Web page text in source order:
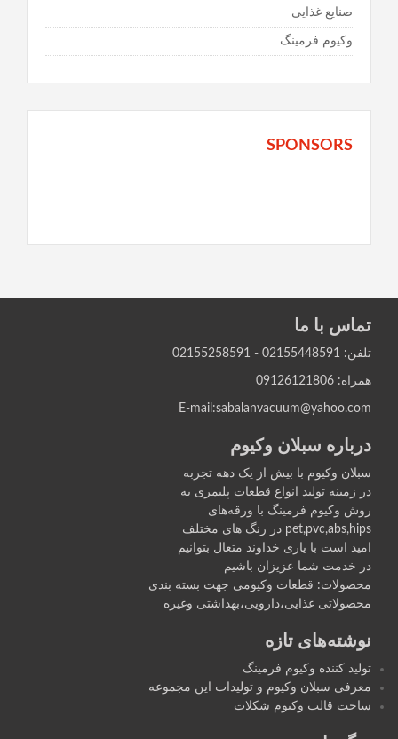
صنایع غذایی
وكیوم فرمینگ
SPONSORS
تماس با ما
تلفن: 02155448591 - 02155258591
همراه: 09126121806
E-mail:sabalanvacuum@yahoo.com
درباره سبلان وکیوم
سبلان وکیوم با بیش از یک دهه تجربه
در زمینه تولید انواع قطعات پلیمری به
روش وکیوم فرمينگ با ورقه‌های
pet,pvc,abs,hips در رنگ های مختلف
اميد است با یاری خداوند متعال بتوانيم
در خدمت شما عزیزان باشیم
محصولات: قطعات وکیومی جهت بسته بندی
محصولاتی غذایی،دارویی،بهداشتی وغیره
نوشته‌های تازه
تولید کننده وکیوم فرمینگ
معرفی سبلان وکیوم و تولیدات این مجموعه
ساخت قالب وکیوم شکلات